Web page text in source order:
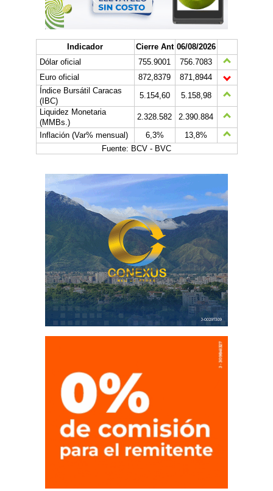
Indicador Cierre Ant 06/08/2026
Dólar oficial
755.9001
756.7083
Euro oficial
872,8379
871,8944
Índice Bursátil Caracas
(IBC)
5.154,60
5.158,98
Liquidez Monetaria
(MMBs.)
2.328.582
2.390.884
Inflación (Var% mensual)
6,3%
13,8%
Fuente: BCV - BVC